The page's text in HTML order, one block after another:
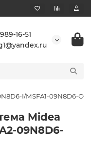
16-51
I/MSFA1-09N8D6-O
Midea
09N8D6-